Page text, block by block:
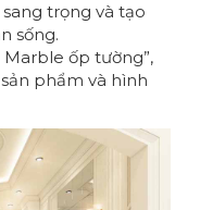
trọng và tạo
sống.
Marble ốp tường”,
phẩm và hình